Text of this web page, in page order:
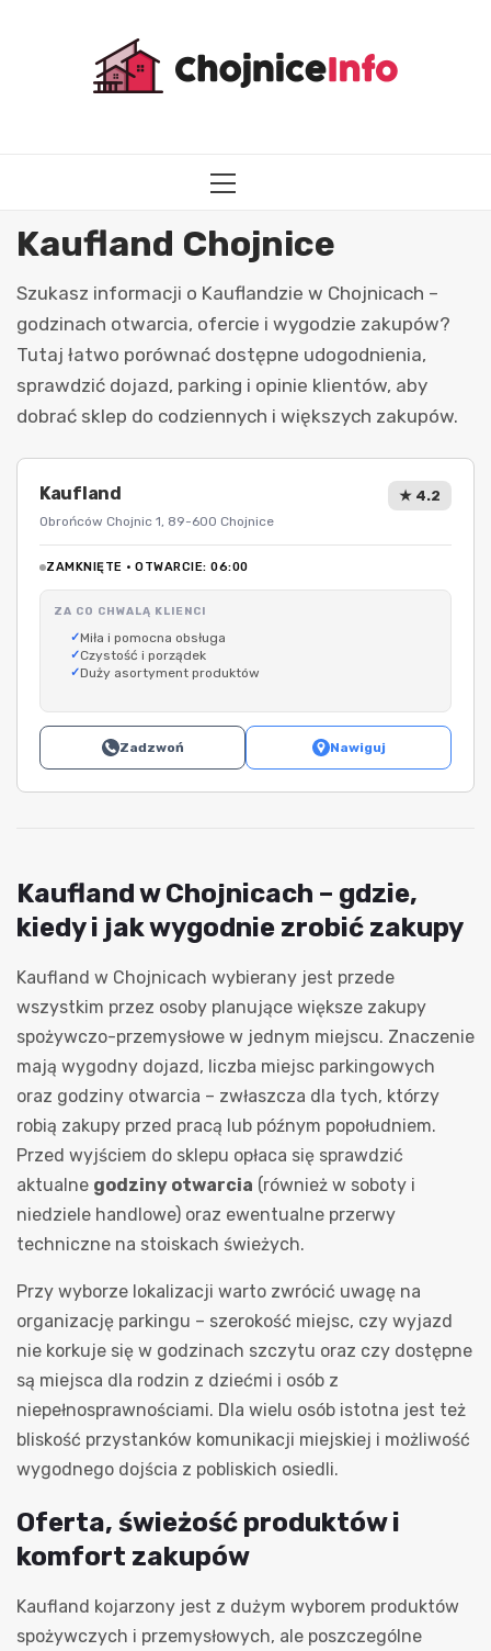
MENU
Kaufland Chojnice
Szukasz informacji o Kauflandzie w Chojnicach –
godzinach otwarcia, ofercie i wygodzie zakupów?
Tutaj łatwo porównać dostępne udogodnienia,
sprawdzić dojazd, parking i opinie klientów, aby
dobrać sklep do codziennych i większych zakupów.
Kaufland
Obrońców Chojnic 1, 89-600 Chojnice
★ 4.2
ZAMKNIĘTE · OTWARCIE: 06:00
ZA CO CHWALĄ KLIENCI
Miła i pomocna obsługa
Czystość i porządek
Duży asortyment produktów
Zadzwoń Nawiguj
Kaufland w Chojnicach – gdzie,
kiedy i jak wygodnie zrobić zakupy
Kaufland w Chojnicach wybierany jest przede
wszystkim przez osoby planujące większe zakupy
spożywczo-przemysłowe w jednym miejscu. Znaczenie
mają wygodny dojazd, liczba miejsc parkingowych
oraz godziny otwarcia – zwłaszcza dla tych, którzy
robią zakupy przed pracą lub późnym popołudniem.
Przed wyjściem do sklepu opłaca się sprawdzić
aktualne godziny otwarcia (również w soboty i
niedziele handlowe) oraz ewentualne przerwy
techniczne na stoiskach świeżych.
Przy wyborze lokalizacji warto zwrócić uwagę na
organizację parkingu – szerokość miejsc, czy wyjazd
nie korkuje się w godzinach szczytu oraz czy dostępne
są miejsca dla rodzin z dziećmi i osób z
niepełnosprawnościami. Dla wielu osób istotna jest też
bliskość przystanków komunikacji miejskiej i możliwość
wygodnego dojścia z pobliskich osiedli.
Oferta, świeżość produktów i
komfort zakupów
Kaufland kojarzony jest z dużym wyborem produktów
spożywczych i przemysłowych, ale poszczególne